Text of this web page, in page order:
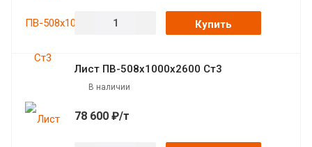
Купить
Лист ПВ-508х1000х2600 Ст3
В наличии
78 600 ₽/т